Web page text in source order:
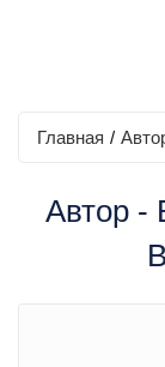
Главная /
Автор -